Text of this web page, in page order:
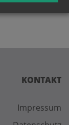
KONTAKT
Impressum